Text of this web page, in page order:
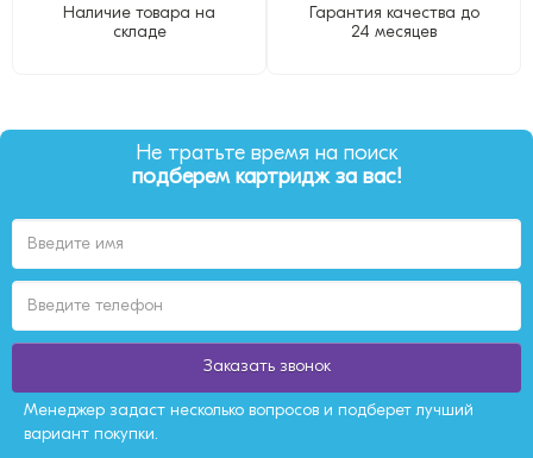
Наличие товара на
складе
Гарантия качества до
24 месяцев
Не тратьте время на поиск
подберем картридж за вас!
Заказать звонок
Менеджер задаст несколько вопросов и подберет лучший
вариант покупки.